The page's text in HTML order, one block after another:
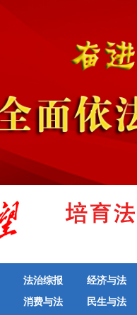
法治综报
经济与法
消费与法
民生与法